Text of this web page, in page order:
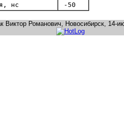
нс
-50
Виктор Романович, Новосибирск, 14-